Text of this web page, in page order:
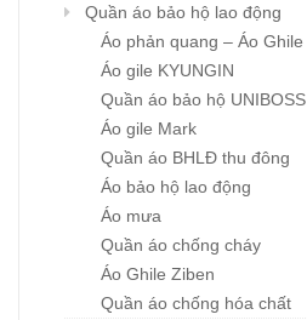
Quần áo bảo hộ lao động
Áo phản quang – Áo Ghile
Áo gile KYUNGIN
Quần áo bảo hộ UNIBOSS
Áo gile Mark
Quần áo BHLĐ thu đông
Áo bảo hộ lao động
Áo mưa
Quần áo chống cháy
Áo Ghile Ziben
Quần áo chống hóa chất